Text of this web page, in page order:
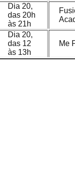
Dia 20,
das 20h
às 21h
Dia 20,
das 12
às 13h
Me